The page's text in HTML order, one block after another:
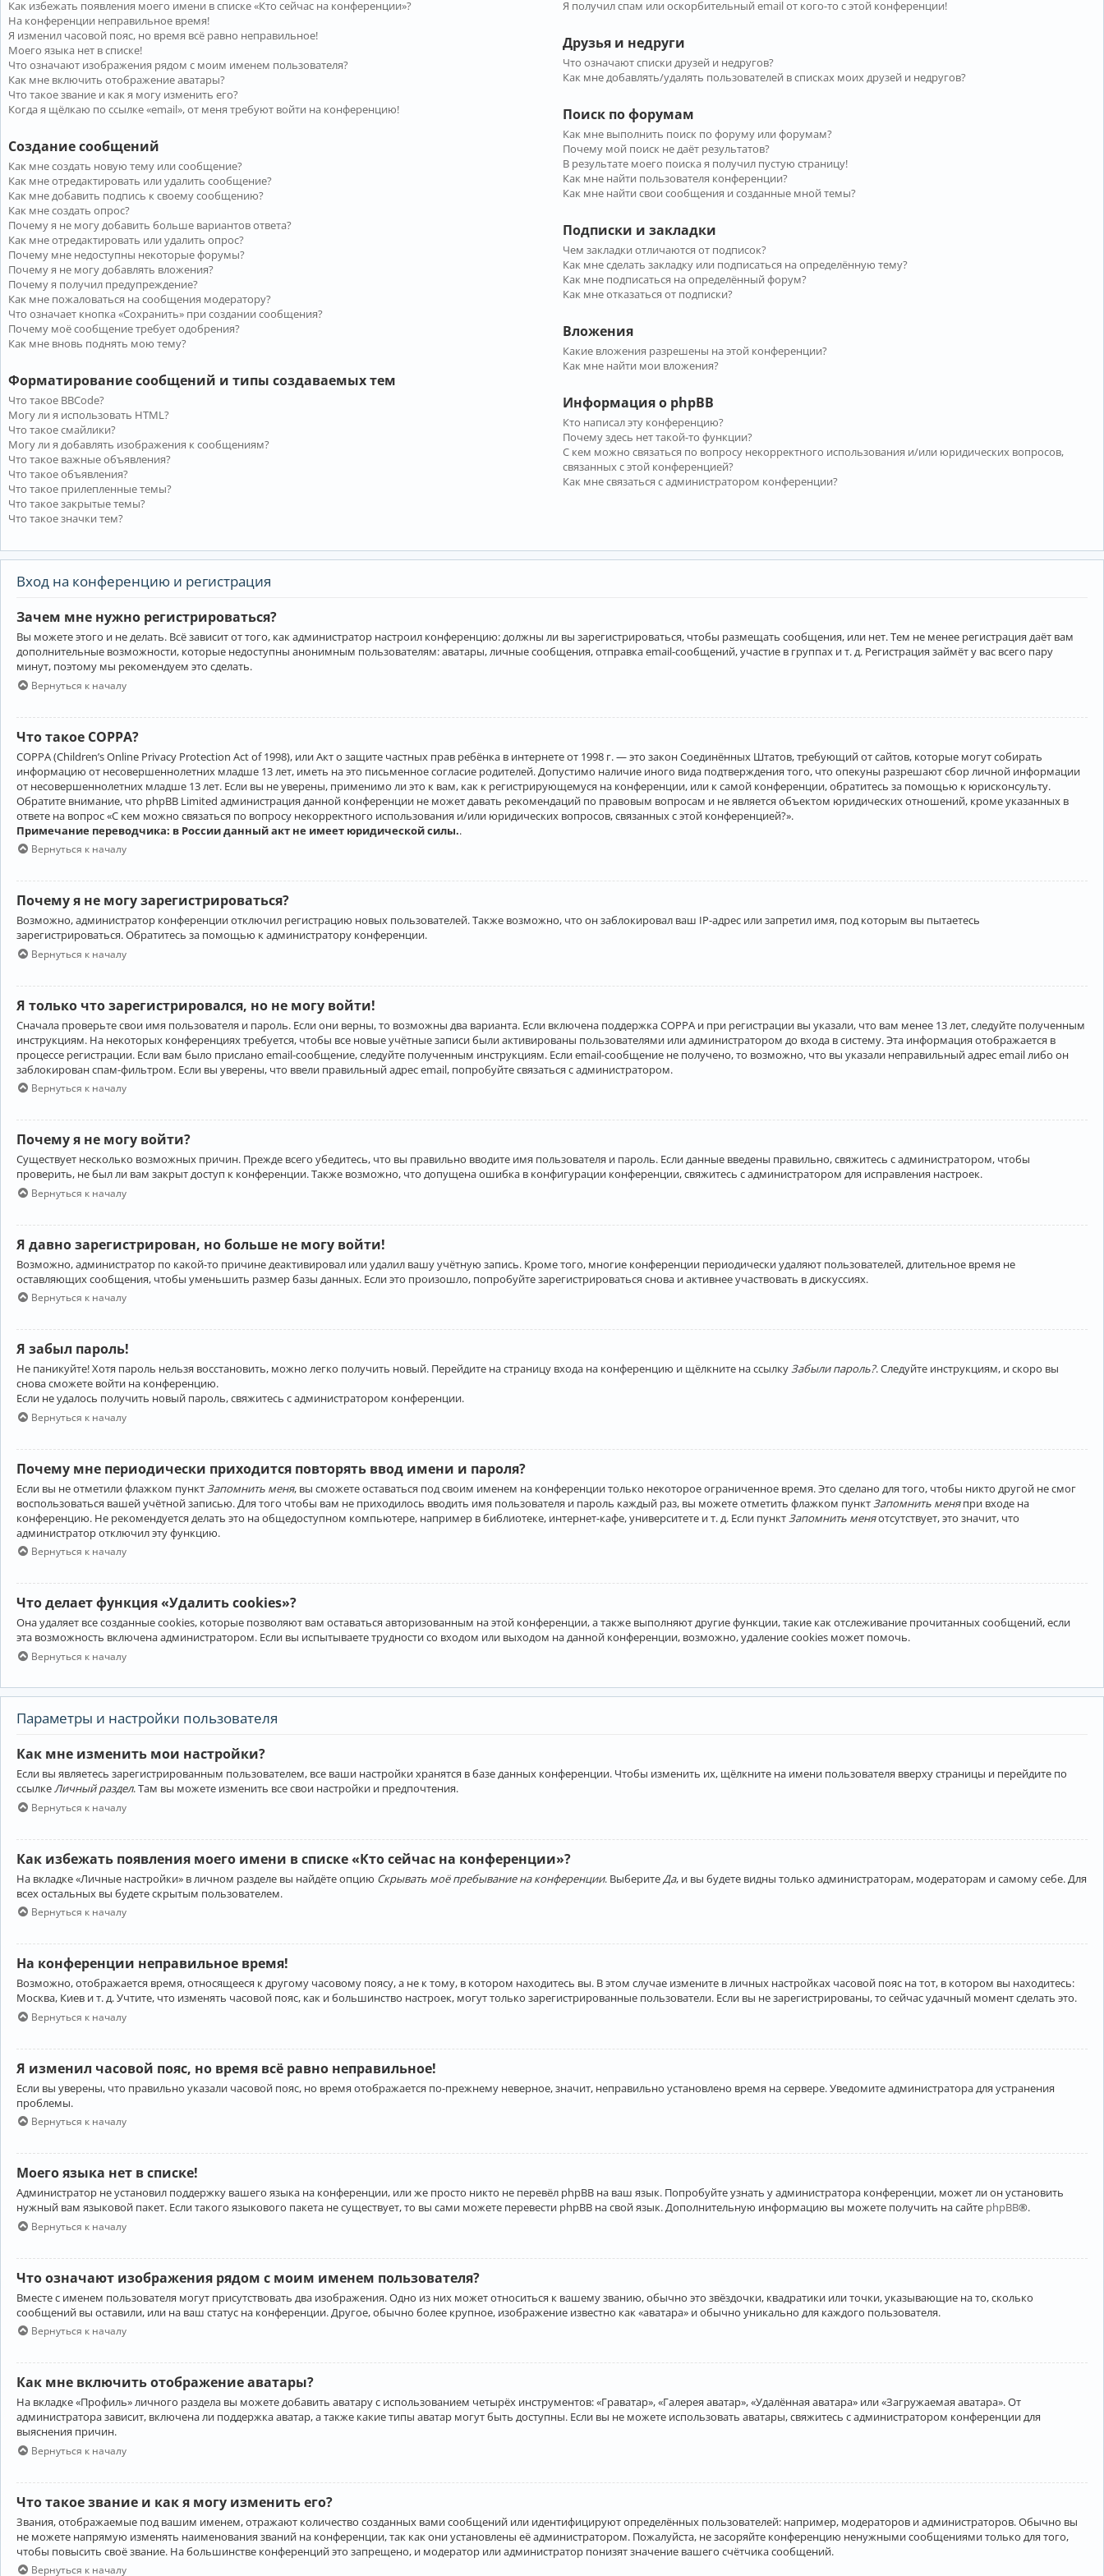
Как избежать появления моего имени в списке «Кто сейчас на конференции»?
На конференции неправильное время!
Я изменил часовой пояс, но время всё равно неправильное!
Моего языка нет в списке!
Что означают изображения рядом с моим именем пользователя?
Как мне включить отображение аватары?
Что такое звание и как я могу изменить его?
Когда я щёлкаю по ссылке «email», от меня требуют войти на конференцию!
Создание сообщений
Как мне создать новую тему или сообщение?
Как мне отредактировать или удалить сообщение?
Как мне добавить подпись к своему сообщению?
Как мне создать опрос?
Почему я не могу добавить больше вариантов ответа?
Как мне отредактировать или удалить опрос?
Почему мне недоступны некоторые форумы?
Почему я не могу добавлять вложения?
Почему я получил предупреждение?
Как мне пожаловаться на сообщения модератору?
Что означает кнопка «Сохранить» при создании сообщения?
Почему моё сообщение требует одобрения?
Как мне вновь поднять мою тему?
Форматирование сообщений и типы создаваемых тем
Что такое BBCode?
Могу ли я использовать HTML?
Что такое смайлики?
Могу ли я добавлять изображения к сообщениям?
Что такое важные объявления?
Что такое объявления?
Что такое прилепленные темы?
Что такое закрытые темы?
Что такое значки тем?
Я получил спам или оскорбительный email от кого-то с этой конференции!
Друзья и недруги
Что означают списки друзей и недругов?
Как мне добавлять/удалять пользователей в списках моих друзей и недругов?
Поиск по форумам
Как мне выполнить поиск по форуму или форумам?
Почему мой поиск не даёт результатов?
В результате моего поиска я получил пустую страницу!
Как мне найти пользователя конференции?
Как мне найти свои сообщения и созданные мной темы?
Подписки и закладки
Чем закладки отличаются от подписок?
Как мне сделать закладку или подписаться на определённую тему?
Как мне подписаться на определённый форум?
Как мне отказаться от подписки?
Вложения
Какие вложения разрешены на этой конференции?
Как мне найти мои вложения?
Информация о phpBB
Кто написал эту конференцию?
Почему здесь нет такой-то функции?
С кем можно связаться по вопросу некорректного использования и/или юридических вопросов,
связанных с этой конференцией?
Как мне связаться с администратором конференции?
Вход на конференцию и регистрация
Зачем мне нужно регистрироваться?
Вы можете этого и не делать. Всё зависит от того, как администратор настроил конференцию: должны ли вы зарегистрироваться, чтобы размещать сообщения, или нет. Тем не менее регистрация даёт вам
дополнительные возможности, которые недоступны анонимным пользователям: аватары, личные сообщения, отправка email-сообщений, участие в группах и т. д. Регистрация займёт у вас всего пару
минут, поэтому мы рекомендуем это сделать.
Вернуться к началу
Что такое COPPA?
COPPA (Children’s Online Privacy Protection Act of 1998), или Акт о защите частных прав ребёнка в интернете от 1998 г. — это закон Соединённых Штатов, требующий от сайтов, которые могут собирать
информацию от несовершеннолетних младше 13 лет, иметь на это письменное согласие родителей. Допустимо наличие иного вида подтверждения того, что опекуны разрешают сбор личной информации
от несовершеннолетних младше 13 лет. Если вы не уверены, применимо ли это к вам, как к регистрирующемуся на конференции, или к самой конференции, обратитесь за помощью к юрисконсульту.
Обратите внимание, что phpBB Limited администрация данной конференции не может давать рекомендаций по правовым вопросам и не является объектом юридических отношений, кроме указанных в
ответе на вопрос «С кем можно связаться по вопросу некорректного использования и/или юридических вопросов, связанных с этой конференцией?».
Примечание переводчика: в России данный акт не имеет юридической силы..
Вернуться к началу
Почему я не могу зарегистрироваться?
Возможно, администратор конференции отключил регистрацию новых пользователей. Также возможно, что он заблокировал ваш IP-адрес или запретил имя, под которым вы пытаетесь
зарегистрироваться. Обратитесь за помощью к администратору конференции.
Вернуться к началу
Я только что зарегистрировался, но не могу войти!
Сначала проверьте свои имя пользователя и пароль. Если они верны, то возможны два варианта. Если включена поддержка COPPA и при регистрации вы указали, что вам менее 13 лет, следуйте полученным
инструкциям. На некоторых конференциях требуется, чтобы все новые учётные записи были активированы пользователями или администратором до входа в систему. Эта информация отображается в
процессе регистрации. Если вам было прислано email-сообщение, следуйте полученным инструкциям. Если email-сообщение не получено, то возможно, что вы указали неправильный адрес email либо он
заблокирован спам-фильтром. Если вы уверены, что ввели правильный адрес email, попробуйте связаться с администратором.
Вернуться к началу
Почему я не могу войти?
Существует несколько возможных причин. Прежде всего убедитесь, что вы правильно вводите имя пользователя и пароль. Если данные введены правильно, свяжитесь с администратором, чтобы
проверить, не был ли вам закрыт доступ к конференции. Также возможно, что допущена ошибка в конфигурации конференции, свяжитесь с администратором для исправления настроек.
Вернуться к началу
Я давно зарегистрирован, но больше не могу войти!
Возможно, администратор по какой-то причине деактивировал или удалил вашу учётную запись. Кроме того, многие конференции периодически удаляют пользователей, длительное время не
оставляющих сообщения, чтобы уменьшить размер базы данных. Если это произошло, попробуйте зарегистрироваться снова и активнее участвовать в дискуссиях.
Вернуться к началу
Я забыл пароль!
Не паникуйте! Хотя пароль нельзя восстановить, можно легко получить новый. Перейдите на страницу входа на конференцию и щёлкните на ссылкуЗабыли пароль?. Следуйте инструкциям, и скоро вы
снова сможете войти на конференцию.
Если не удалось получить новый пароль, свяжитесь с администратором конференции.
Вернуться к началу
Почему мне периодически приходится повторять ввод имени и пароля?
Если вы не отметили флажком пункт Запомнить меня, вы сможете оставаться под своим именем на конференции только некоторое ограниченное время. Это сделано для того, чтобы никто другой не смог
воспользоваться вашей учётной записью. Для того чтобы вам не приходилось вводить имя пользователя и пароль каждый раз, вы можете отметить флажком пункт Запомнить меняпри входе на
конференцию. Не рекомендуется делать это на общедоступном компьютере, например в библиотеке, интернет-кафе, университете и т. д. Если пункт Запомнить меняотсутствует, это значит, что
администратор отключил эту функцию.
Вернуться к началу
Что делает функция «Удалить cookies»?
Она удаляет все созданные cookies, которые позволяют вам оставаться авторизованным на этой конференции, а также выполняют другие функции, такие как отслеживание прочитанных сообщений, если
эта возможность включена администратором. Если вы испытываете трудности со входом или выходом на данной конференции, возможно, удаление cookies может помочь.
Вернуться к началу
Параметры и настройки пользователя
Как мне изменить мои настройки?
Если вы являетесь зарегистрированным пользователем, все ваши настройки хранятся в базе данных конференции. Чтобы изменить их, щёлкните на имени пользователя вверху страницы и перейдите по
ссылкеЛичный раздел. Там вы можете изменить все свои настройки и предпочтения.
Вернуться к началу
Как избежать появления моего имени в списке «Кто сейчас на конференции»?
На вкладке «Личные настройки» в личном разделе вы найдёте опцию Скрывать моё пребывание на конференции. Выберите Да, и вы будете видны только администраторам, модераторам и самому себе. Для
всех остальных вы будете скрытым пользователем.
Вернуться к началу
На конференции неправильное время!
Возможно, отображается время, относящееся к другому часовому поясу, а не к тому, в котором находитесь вы. В этом случае измените в личных настройках часовой пояс на тот, в котором вы находитесь:
Москва, Киев и т. д. Учтите, что изменять часовой пояс, как и большинство настроек, могут только зарегистрированные пользователи. Если вы не зарегистрированы, то сейчас удачный момент сделать это.
Вернуться к началу
Я изменил часовой пояс, но время всё равно неправильное!
Если вы уверены, что правильно указали часовой пояс, но время отображается по-прежнему неверное, значит, неправильно установлено время на сервере. Уведомите администратора для устранения
проблемы.
Вернуться к началу
Моего языка нет в списке!
Администратор не установил поддержку вашего языка на конференции, или же просто никто не перевёл phpBB на ваш язык. Попробуйте узнать у администратора конференции, может ли он установить
нужный вам языковой пакет. Если такого языкового пакета не существует, то вы сами можете перевести phpBB на свой язык. Дополнительную информацию вы можете получить на сайте phpBB®.
Вернуться к началу
Что означают изображения рядом с моим именем пользователя?
Вместе с именем пользователя могут присутствовать два изображения. Одно из них может относиться к вашему званию, обычно это звёздочки, квадратики или точки, указывающие на то, сколько
сообщений вы оставили, или на ваш статус на конференции. Другое, обычно более крупное, изображение известно как «аватара» и обычно уникально для каждого пользователя.
Вернуться к началу
Как мне включить отображение аватары?
На вкладке «Профиль» личного раздела вы можете добавить аватару с использованием четырёх инструментов: «Граватар», «Галерея аватар», «Удалённая аватара» или «Загружаемая аватара». От
администратора зависит, включена ли поддержка аватар, а также какие типы аватар могут быть доступны. Если вы не можете использовать аватары, свяжитесь с администратором конференции для
выяснения причин.
Вернуться к началу
Что такое звание и как я могу изменить его?
Звания, отображаемые под вашим именем, отражают количество созданных вами сообщений или идентифицируют определённых пользователей: например, модераторов и администраторов. Обычно вы
не можете напрямую изменять наименования званий на конференции, так как они установлены её администратором. Пожалуйста, не засоряйте конференцию ненужными сообщениями только для того,
чтобы повысить своё звание. На большинстве конференций это запрещено, и модератор или администратор понизят значение вашего счётчика сообщений.
Вернуться к началу